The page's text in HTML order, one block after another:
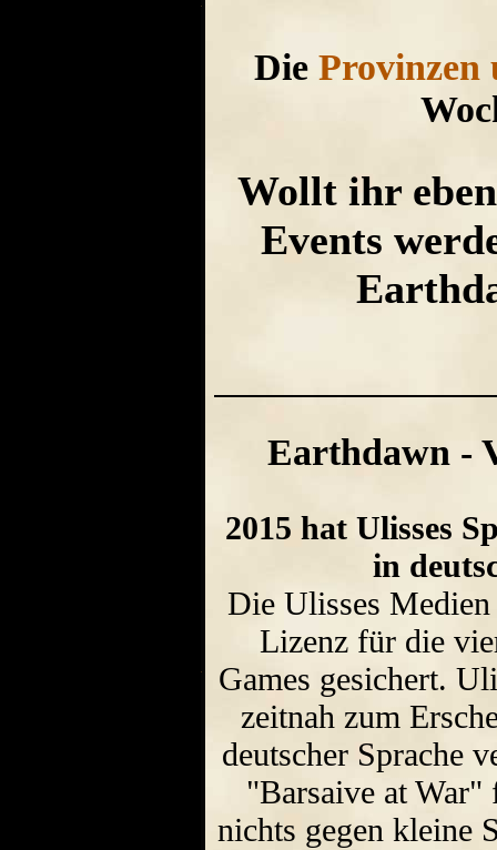
Die
Wollt ihr
Events
Earthdawn -
2015 hat Ulisses
in
Die Ulisses
Lizenz für die
Games gesichert.
zeitnah zum
deutscher Sprache
"Barsaive at War"
nichts gegen kleine